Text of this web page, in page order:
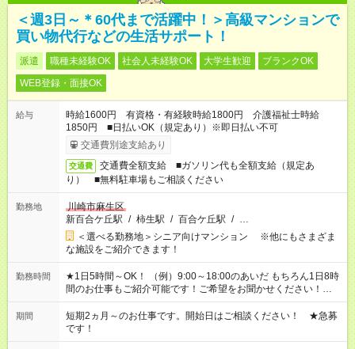
＜週3日～＊60代まで活躍中！＞高級マンションで
買い物代行などの生活サポート！
派遣 職種未経験OK 社会人未経験OK 大学生歓迎
ブランクOK
WEB登録・面接OK
給与
時給1600円 有資格・有経験時給1800円 介護福祉士時給
1850円 ■日払いOK（規定あり）※即日払い不可
交通費別途支給あり
交通費
交通費全額支給 ■ガソリン代も全額支給（規定あ
り） ■無料駐車場もご相談ください
勤務地
川崎市麻生区
新百合ケ丘駅 / 柿生駅 / 百合ケ丘駅 / …
＜選べる勤務地＞シニア向けマンション ※他にもさまざま
な施設をご紹介できます！
勤務時間
★1日5時間～OK！ （例）9:00～18:00のあいだ もちろん1日8時
間のお仕事もご紹介可能です！ご希望をお聞かせください！★家
庭の都合でお休みが必要な場合も遠慮なくご相談ください。 ※
週最低15時間以上の勤務が必要です
期間
短期2ヵ月～のお仕事です。開始日はご相談ください！ ★急募
です！